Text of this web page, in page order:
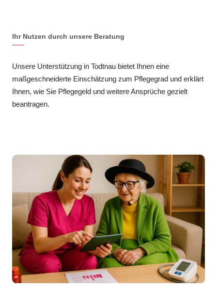
Ihr Nutzen durch unsere Beratung
Unsere Unterstützung in Todtnau bietet Ihnen eine
maßgeschneiderte Einschätzung zum Pflegegrad und erklärt
Ihnen, wie Sie Pflegegeld und weitere Ansprüche gezielt
beantragen.